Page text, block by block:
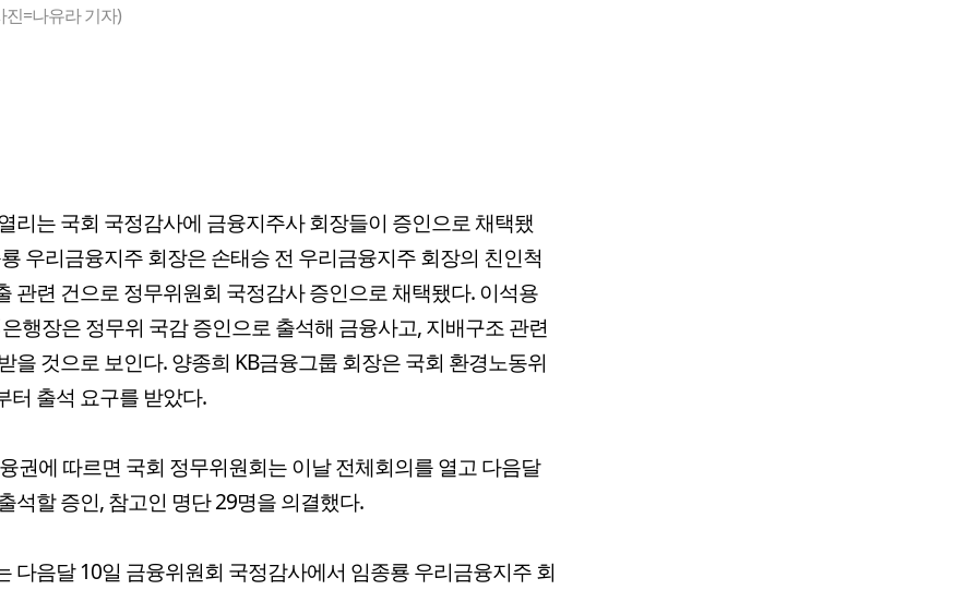
=나유라 기자)
리는 국회 국정감사에 금융지주사 회장들이 증인으로 채택됐
우리금융지주 회장은 손태승 전 우리금융지주 회장의 친인척
관련 건으로 정무위원회 국정감사 증인으로 채택됐다. 이석용
행장은 정무위 국감 증인으로 출석해 금융사고, 지배구조 관련
을 것으로 보인다. 양종희 KB금융그룹 회장은 국회 환경노동위
터 출석 요구를 받았다.
권에 따르면 국회 정무위원회는 이날 전체회의를 열고 다음달
석할 증인, 참고인 명단 29명을 의결했다.
다음달 10일 금융위원회 국정감사에서 임종룡 우리금융지주 회